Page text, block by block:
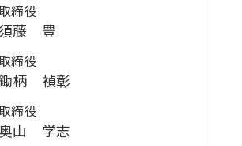
締役
須藤 豊
締役
柄 禎彰
締役
奥山 学志